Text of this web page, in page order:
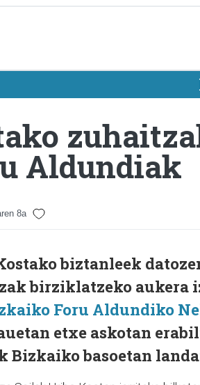
Aldundiak
8a
biztanleek
birziklatzeko aukera
Foru Aldundiko
etxe askotan
Bizkaiko basoetan